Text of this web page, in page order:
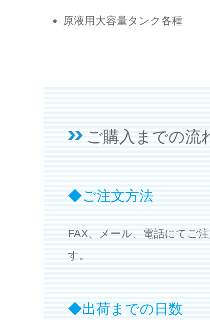
原液用大容量タンク各種
ご購入までの流
ご注文方法
FAX、メール、電話にてご
す。
出荷までの日数